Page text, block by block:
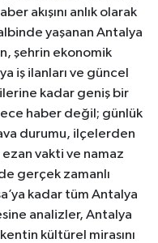
akışını anlık olarak
yaşanan Antalya
şehrin ekonomik
iş ilanları ve güncel
kadar geniş bir
haber değil; günlük
durumu, ilçelerden
vakti ve namaz
gerçek zamanlı
kadar tüm Antalya
analizler, Antalya
kültürel mirasını